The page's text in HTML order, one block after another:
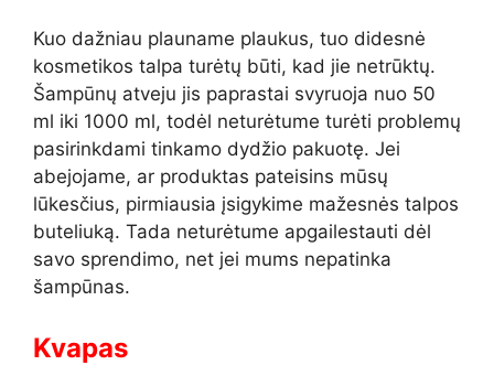
Kuo dažniau plauname plaukus, tuo didesnė
kosmetikos talpa turėtų būti, kad jie netrūktų.
Šampūnų atveju jis paprastai svyruoja nuo 50
ml iki 1000 ml, todėl neturėtume turėti problemų
pasirinkdami tinkamo dydžio pakuotę. Jei
abejojame, ar produktas pateisins mūsų
lūkesčius, pirmiausia įsigykime mažesnės talpos
buteliuką. Tada neturėtume apgailestauti dėl
savo sprendimo, net jei mums nepatinka
šampūnas.
Kvapas